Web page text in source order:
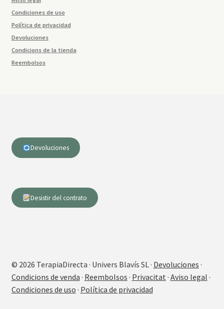
Condiciones de uso
Política de privacidad
Devoluciones
Condicions de la tienda
Reembolsos
Devoluciones
Desistir del contrato
© 2026 TerapiaDirecta · Univers Blavís SL · Devoluciones ·
Condicions de venda · Reembolsos · Privacitat · Aviso legal ·
Condiciones de uso · Política de privacidad